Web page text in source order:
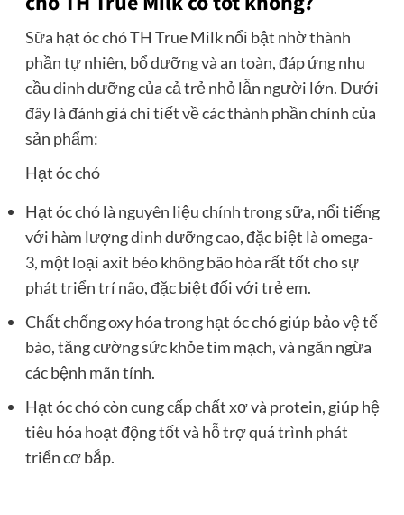
Sữa hạt óc chó TH True Milk nổi bật nhờ thành
phần tự nhiên, bổ dưỡng và an toàn, đáp ứng nhu
cầu dinh dưỡng của cả trẻ nhỏ lẫn người lớn. Dưới
đây là đánh giá chi tiết về các thành phần chính của
sản phẩm:
Hạt óc chó
Hạt óc chó là nguyên liệu chính trong sữa, nổi tiếng
với hàm lượng dinh dưỡng cao, đặc biệt là omega-
3, một loại axit béo không bão hòa rất tốt cho sự
phát triển trí não, đặc biệt đối với trẻ em.
Chất chống oxy hóa trong hạt óc chó giúp bảo vệ tế
bào, tăng cường sức khỏe tim mạch, và ngăn ngừa
các bệnh mãn tính.
Hạt óc chó còn cung cấp chất xơ và protein, giúp hệ
tiêu hóa hoạt động tốt và hỗ trợ quá trình phát
triển cơ bắp.